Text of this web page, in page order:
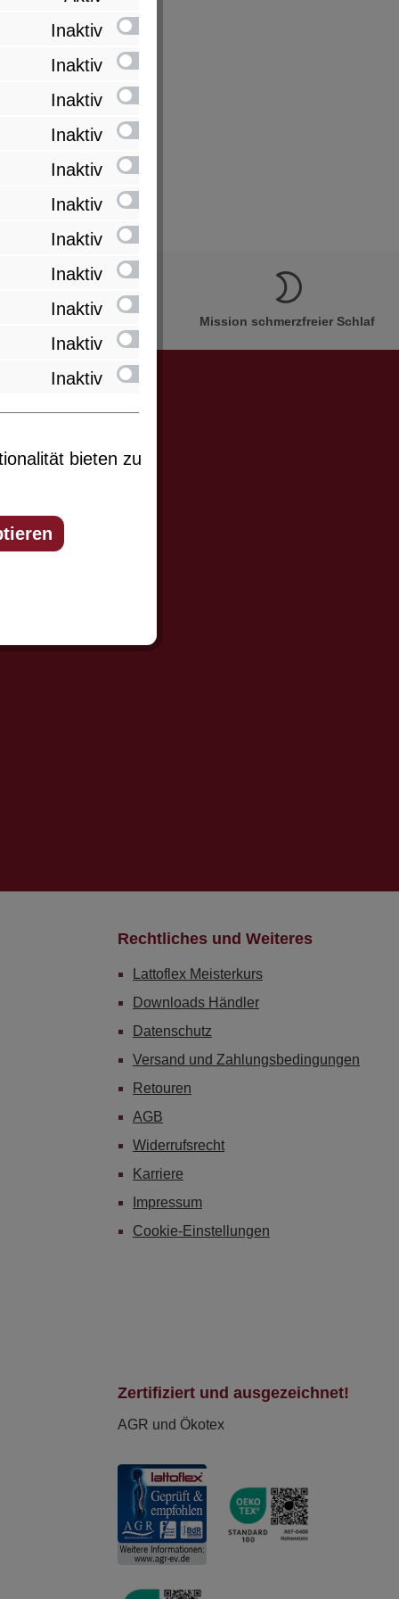
Mission schmerzfreier Schlaf
werden.
Rechtliches und Weiteres
Lattoflex Meisterkurs
Downloads Händler
Datenschutz
Versand und Zahlungsbedingungen
Retouren
AGB
Widerrufsrecht
Karriere
Impressum
Cookie-Einstellungen
Zertifiziert und ausgezeichnet!
AGR und Ökotex
Inaktiv
Inaktiv
Inaktiv
Inaktiv
Inaktiv
Inaktiv
Inaktiv
Inaktiv
Inaktiv
Inaktiv
Inaktiv
bieten zu